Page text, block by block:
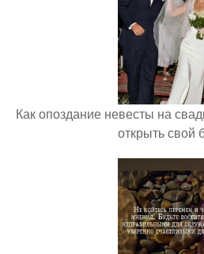
Как опоздание невесты на
открыть свой